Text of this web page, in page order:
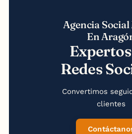
Agencia Social
En
Redes
Convertimos
clientes